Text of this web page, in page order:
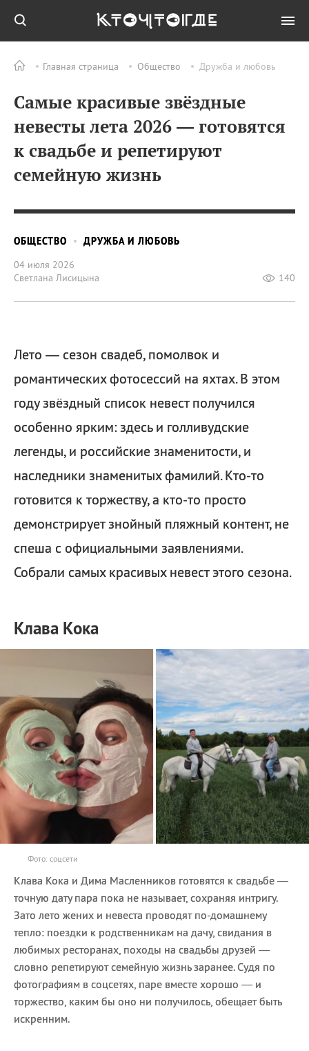
Главная страница Общество Дружба и любовь
Самые красивые звёздные
невесты лета 2026 — готовятся
к свадьбе и репетируют
семейную жизнь
ОБЩЕСТВО
ДРУЖБА И ЛЮБОВЬ
04 июля 2026
Светлана Лисицына
140
Лето — сезон свадеб, помолвок и
романтических фотосессий на яхтах. В этом
году звёздный список невест получился
особенно ярким: здесь и голливудские
легенды, и российские знаменитости, и
наследники знаменитых фамилий. Кто-то
готовится к торжеству, а кто-то просто
демонстрирует знойный пляжный контент, не
спеша с официальными заявлениями.
Собрали самых красивых невест этого сезона.
Клава Кока
Фото: соцсети
Клава Кока и Дима Масленников готовятся к свадьбе —
точную дату пара пока не называет, сохраняя интригу.
Зато лето жених и невеста проводят по-домашнему
тепло: поездки к родственникам на дачу, свидания в
любимых ресторанах, походы на свадьбы друзей —
словно репетируют семейную жизнь заранее. Судя по
фотографиям в соцсетях, паре вместе хорошо — и
торжество, каким бы оно ни получилось, обещает быть
искренним.